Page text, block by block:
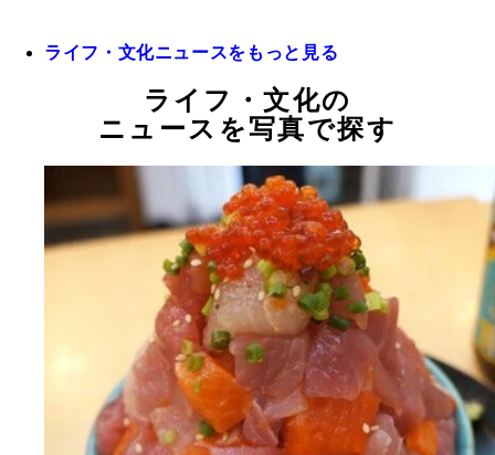
ライフ・文化ニュースをもっと見る
ライフ・文化の
ニュースを写真で探す